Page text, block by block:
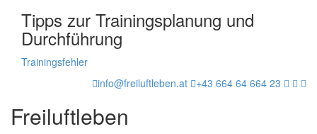
Tipps zur Trainingsplanung und
Durchführung
Trainingsfehler
info@freiluftleben.at
+43 664 64 664 23
Freiluftleben